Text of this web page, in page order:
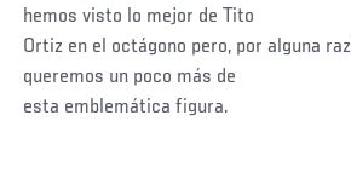
hemos visto lo mejor de Tito
Ortiz en el octágono pero, por alguna
queremos un poco más de
esta emblemática figura.